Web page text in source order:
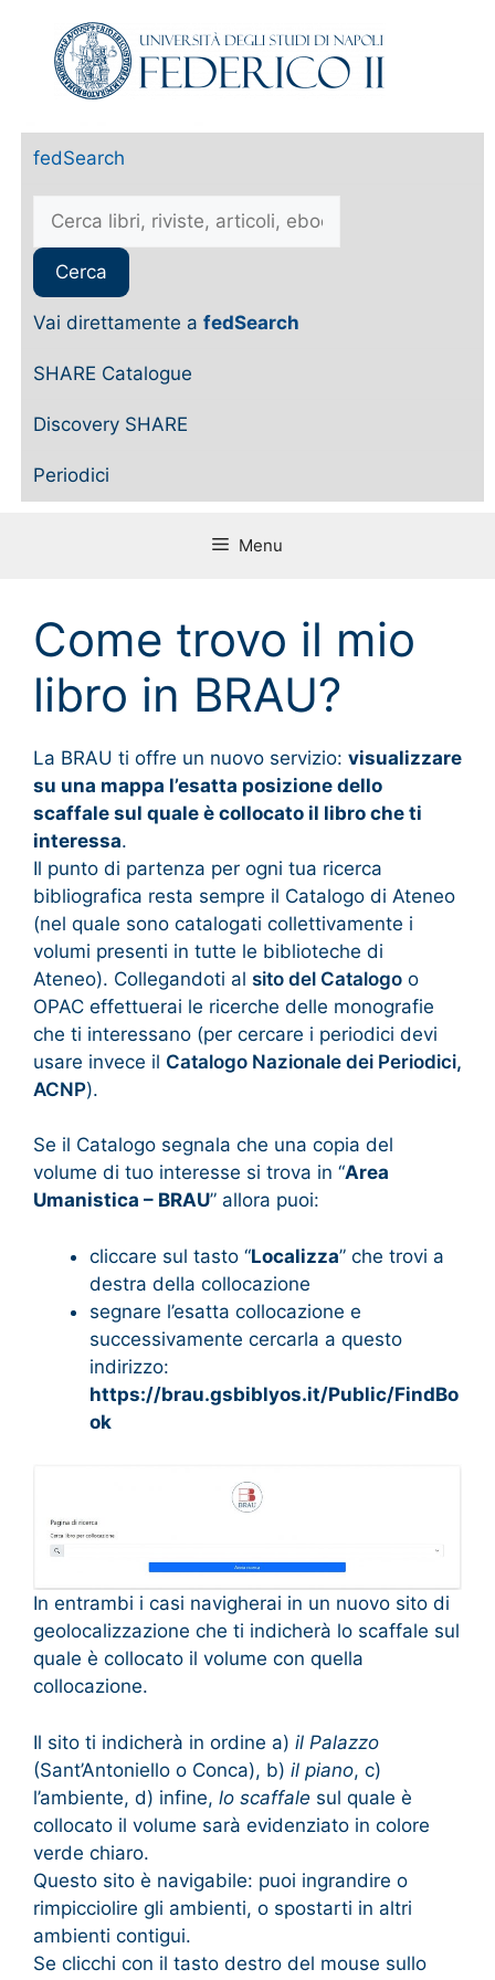
fedSearch
Vai direttamente a fedSearch
SHARE Catalogue
Discovery SHARE
Periodici
Menu
Come trovo il mio
libro in BRAU?
La BRAU ti offre un nuovo servizio: visualizzare
su una mappa l’esatta posizione dello
scaffale sul quale è collocato il libro che ti
interessa.
Il punto di partenza per ogni tua ricerca
bibliografica resta sempre il Catalogo di Ateneo
(nel quale sono catalogati collettivamente i
volumi presenti in tutte le biblioteche di
Ateneo). Collegandoti al sito del Catalogo o
OPAC effettuerai le ricerche delle monografie
che ti interessano (per cercare i periodici devi
usare invece il Catalogo Nazionale dei Periodici,
ACNP).
Se il Catalogo segnala che una copia del
volume di tuo interesse si trova in “Area
Umanistica – BRAU” allora puoi:
cliccare sul tasto “Localizza” che trovi a
destra della collocazione
segnare l’esatta collocazione e
successivamente cercarla a questo
indirizzo:
https://brau.gsbiblyos.it/Public/FindBo
ok
In entrambi i casi navigherai in un nuovo sito di
geolocalizzazione che ti indicherà lo scaffale sul
quale è collocato il volume con quella
collocazione.
Il sito ti indicherà in ordine a) il Palazzo
(Sant’Antoniello o Conca), b) il piano, c)
l’ambiente, d) infine, lo scaffale sul quale è
collocato il volume sarà evidenziato in colore
verde chiaro.
Questo sito è navigabile: puoi ingrandire o
rimpicciolire gli ambienti, o spostarti in altri
ambienti contigui.
Se clicchi con il tasto destro del mouse sullo